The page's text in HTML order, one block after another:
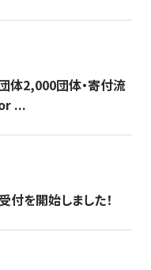
体2,000団体・寄付流
...
を開始しました！